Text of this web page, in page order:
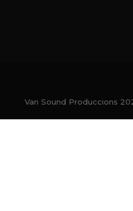
Van Sound Produccions